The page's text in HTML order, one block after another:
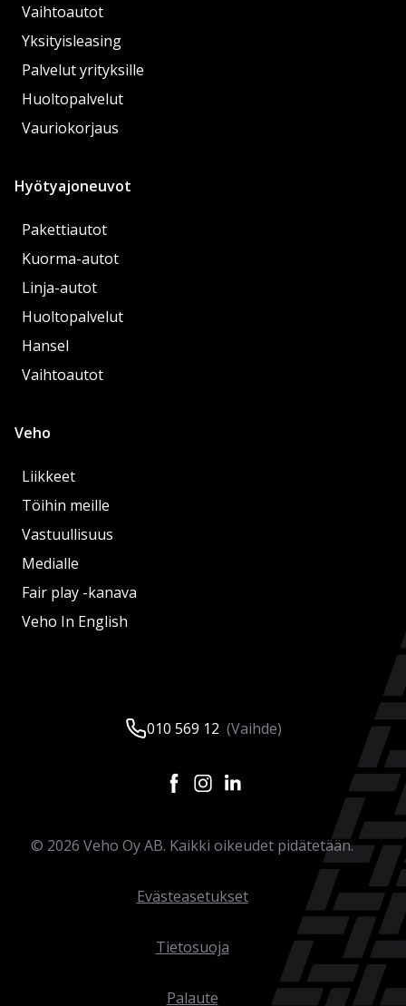
Vaihtoautot
Yksityisleasing
Palvelut yrityksille
Huoltopalvelut
Vauriokorjaus
Hyötyajoneuvot
Pakettiautot
Kuorma-autot
Linja-autot
Huoltopalvelut
Hansel
Vaihtoautot
Veho
Liikkeet
Töihin meille
Vastuullisuus
Medialle
Fair play -kanava
Veho In English
010 569 12 (Vaihde)
© 2026 Veho Oy AB. Kaikki oikeudet pidätetään.
Evästeasetukset
Tietosuoja
Palaute